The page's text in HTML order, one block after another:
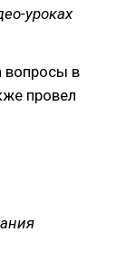
уроках
вопросы в
провел